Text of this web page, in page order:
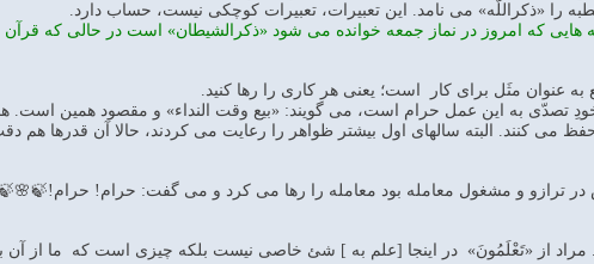
را «ذكراللّه» می نامد. این تعبیرات، تعبیرات كوچكی نیست، حساب دارد.
كه امروز در نماز جمعه خوانده می شود «ذكرالشیطان» است در حالی كه قرآن از
به عنوان مثَل برای كار است؛ یعنی هر كاری را رها كنید.
خودِ تصدّی به این عمل حرام است، می گویند: «بیع وقت النداء» و مقصود همین است.
می كنند. البته سالهای اول بیشتر ظواهر را رعایت می كردند، حالا آن قدرها هم
ترازو و مشغول معامله بود معامله را رها می كرد و می گفت: حرام!
مراد از «تَعْلَمُونَ» در اینجا [علم به ] شئ خاصی نیست بلكه چیزی است كه ما از آن